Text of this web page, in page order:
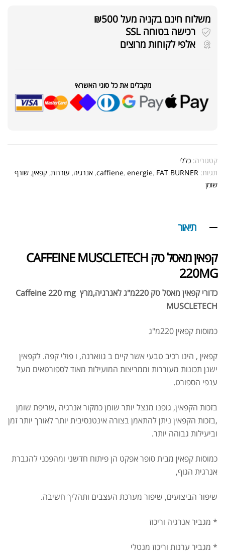
משלוח חינם בקניה מעל ₪500
רכישה בטוחה SSL
אלפי לקוחות מרוצים
מקבלים את כל סוגי האשראי
קטגוריה: כללי
תגיות:
caffiene, energie, FAT BURNER
, אנרגיה, עוררות, קפאין, שורף
שומן
תיאור
קפאין מאסל טק CAFFEINE MUSCLETECH
220MG
כדורי קפאין מאסל טק 220מ"ג לאנרגיה,מרץ
Caffeine 220 mg
MUSCLETECH
כמוסות קפאין 220מ"ג
קפאין , הינו רכיב טבעי אשר קיים ב גווארנה, ו פולי קפה. לקפאין
ישנן תכונות מעוררות וממריצות המועילות מאוד לספורטאים מעל
ענפי הספורט.
בזכות הקפאין, גופנו מנצל יותר שומן כמקור אנרגיה ,שריפת שומן
,בזכות הקפאין ניתן להתאמן בצורה אינטנסיבית יותר לאורך יותר זמן
וביעילות גבוהה יותר.
כמוסות קפאין מבית סופר אפקט הן פיתוח חדשני ומהפכני להגברת
אנרגית הגוף,
שיפור הביצועים, שיפור מערכת העצבים ותהליך חשיבה.
* מגביר אנרגיה וריכוז
* מגביר ערנות וריכוז מנטלי